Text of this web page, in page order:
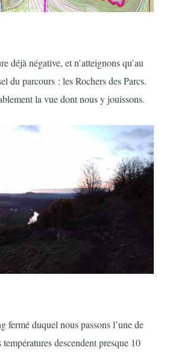
déjà négative, et n’atteignons qu’au
du parcours : les Rochers des Parcs.
la vue dont nous y jouissons.
duquel nous passons l’une de
descendent presque 10